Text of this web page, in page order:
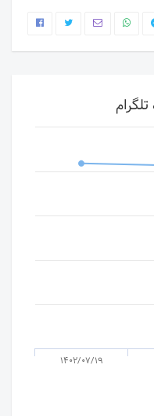
1402/07/19